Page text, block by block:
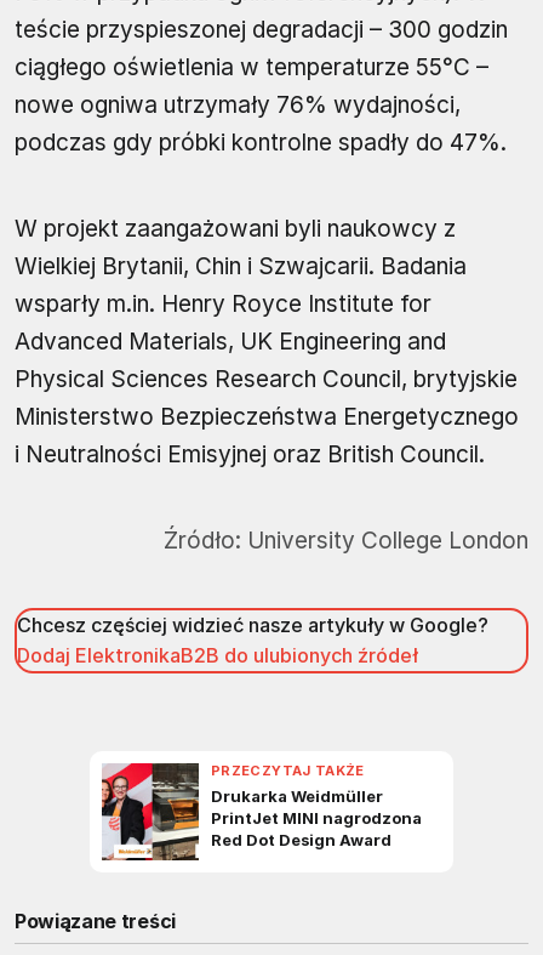
teście przyspieszonej degradacji – 300 godzin
ciągłego oświetlenia w temperaturze 55°C –
nowe ogniwa utrzymały 76% wydajności,
podczas gdy próbki kontrolne spadły do 47%.
W projekt zaangażowani byli naukowcy z
Wielkiej Brytanii, Chin i Szwajcarii. Badania
wsparły m.in. Henry Royce Institute for
Advanced Materials, UK Engineering and
Physical Sciences Research Council, brytyjskie
Ministerstwo Bezpieczeństwa Energetycznego
i Neutralności Emisyjnej oraz British Council.
Źródło: University College London
Chcesz częściej widzieć nasze artykuły w Google?
Dodaj ElektronikaB2B do ulubionych źródeł
Powiązane treści